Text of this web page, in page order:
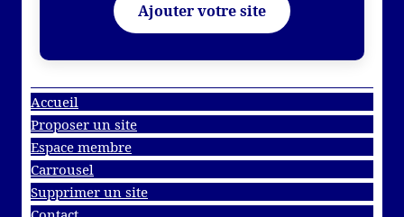
Ajouter votre site
Accueil
Proposer un site
Espace membre
Carrousel
Supprimer un site